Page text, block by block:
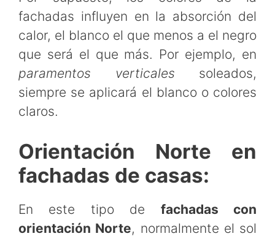
fachadas influyen en la absorción del
calor, el blanco el que menos a el negro
que será el que más. Por ejemplo, en
paramentos verticales soleados,
siempre se aplicará el blanco o colores
claros.
Orientación Norte en
fachadas de casas:
En este tipo de fachadas con
orientación Norte, normalmente el sol